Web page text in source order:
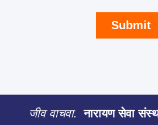
Submit
जीव वाचवा. नारायण सेवा